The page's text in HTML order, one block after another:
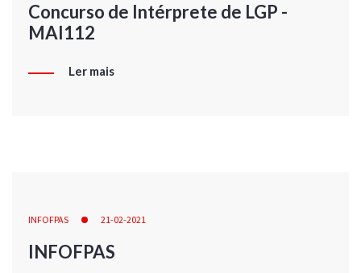
Concurso de Intérprete de LGP -
MAI112
Ler mais
INFOFPAS 21-02-2021
INFOFPAS